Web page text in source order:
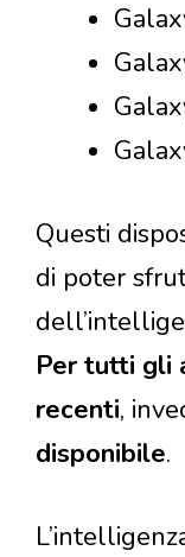
Questi
di poter
Per tutti gli
recenti,
disponibile.